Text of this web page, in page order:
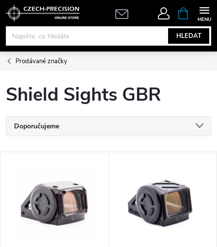
Přejít
obsah
HLEDAT
NÁKUPNÍ
KOŠÍK
Prodávané značky
Shield Sights GBR
Ř
a
Doporučujeme
Nejprodávanější
Abecedně